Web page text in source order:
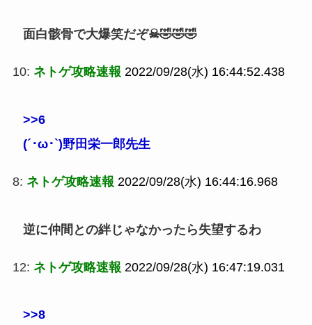
面白骸骨で大爆笑だぞ☠ 🤣🤣🤣
10: ネトゲ攻略速報 2022/09/28(水) 16:44:52.438
>>6
(´･ω･`)野田栄一郎先生
8: ネトゲ攻略速報 2022/09/28(水) 16:44:16.968
逆に仲間との絆じゃなかったら失望するわ
12: ネトゲ攻略速報 2022/09/28(水) 16:47:19.031
>>8